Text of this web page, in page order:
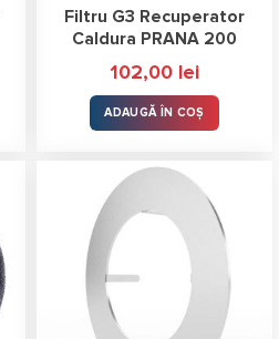
Filtru G3 Recuperator
Caldura PRANA 200
102,00 lei
ADAUGĂ ÎN COȘ